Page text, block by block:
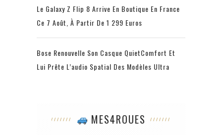
Le Galaxy Z Flip 8 Arrive En Boutique En France
Ce 7 Août, À Partir De 1 299 Euros
Bose Renouvelle Son Casque QuietComfort Et
Lui Prête L’audio Spatial Des Modèles Ultra
MES4ROUES